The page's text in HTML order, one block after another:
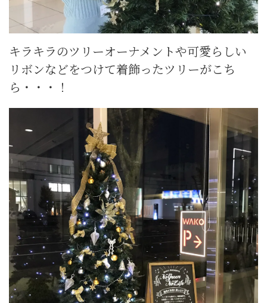
キラキラのツリーオーナメントや可愛らしい
リボンなどをつけて着飾ったツリーがこち
ら・・・！